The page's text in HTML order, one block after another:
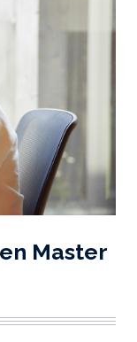
Master